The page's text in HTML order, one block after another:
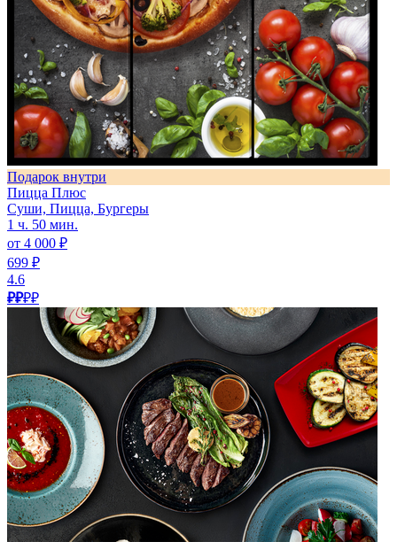
Подарок внутри
Пицца Плюс
Суши, Пицца, Бургеры
1 ч. 50 мин.
от 4 000 ₽
699 ₽
4.6
₽₽₽₽